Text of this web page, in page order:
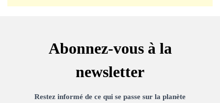
Abonnez-vous à la
newsletter
Restez informé de ce qui se passe sur la planète